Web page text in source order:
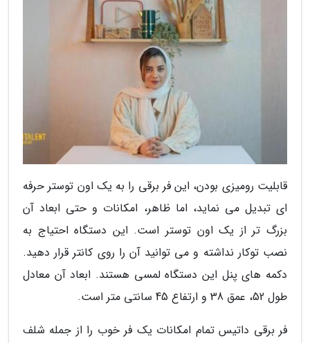
قابلیت رومیزی بودن، این فر برقی را به یک اون توستر حرفه
ای تبدیل می نماید، اما ظاهر، امکانات و حتی ابعاد آن
بزرگ تر از یک اون توستر است. این دستگاه احتیاج به
نصب توکار نداشته و می توانید آن را روی کانتر قرار دهید.
دکمه های پنل این دستگاه لمسی هستند. ابعاد آن معادل
طول 52، عمق 38 و ارتفاع 45 سانتی متر است.
فر برقی داتیس تمام امکانات یک فر خوب را از جمله شلف